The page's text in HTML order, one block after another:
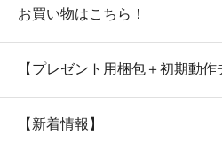
お買い物はこちら！
【プレゼント用梱包＋初期動作
【新着情報】